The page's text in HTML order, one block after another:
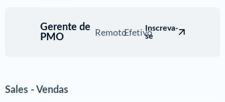
Gerente de
PMO
RemotoEfetivoInscreva-
se
Sales - Vendas